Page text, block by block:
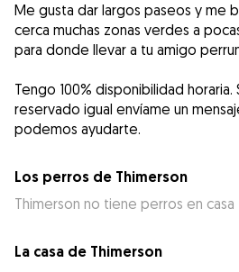
Me gusta dar largos paseos y me
cerca muchas zonas verdes a
para donde llevar a tu amigo
Tengo 100% disponibilidad
reservado igual envíame un
podemos ayudarte.
Los perros de Thimerson
Thimerson no tiene perros en casa
La casa de Thimerson